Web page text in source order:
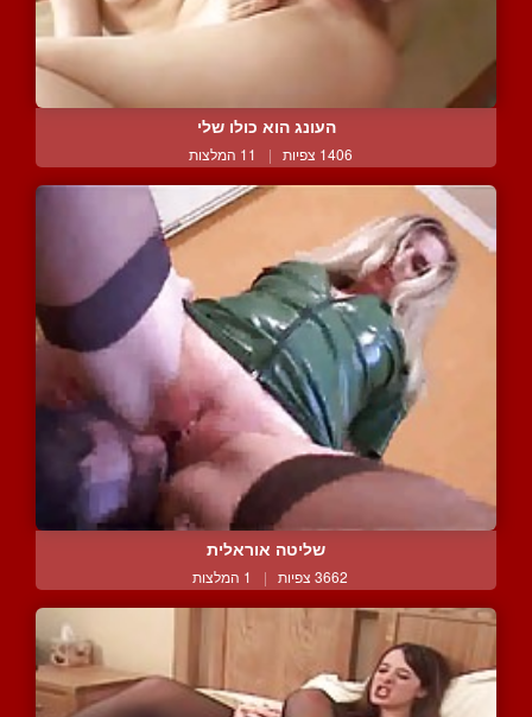
העונג הוא כולו שלי
1406 צפיות | 11 המלצות
שליטה אוראלית
3662 צפיות | 1 המלצות